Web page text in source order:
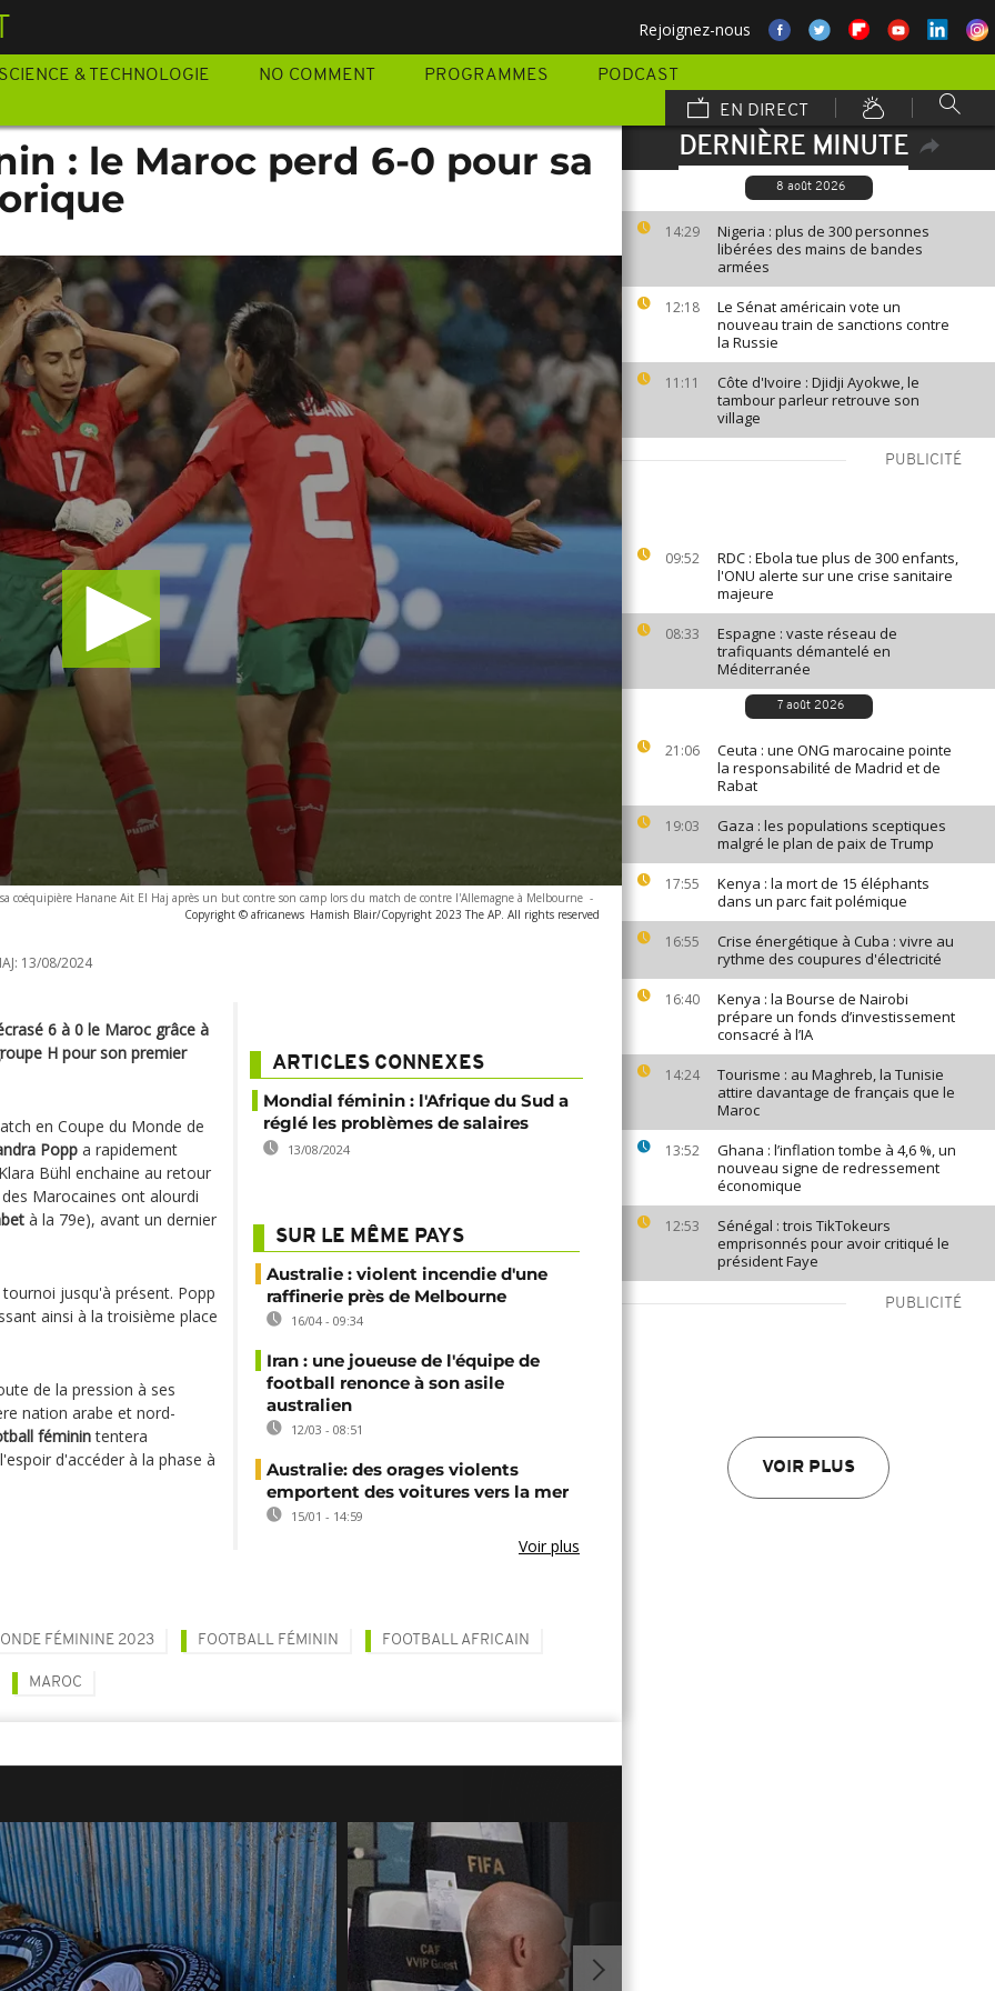
Rejoignez-nous
SCIENCE & TECHNOLOGIE NO COMMENT PROGRAMMES
PODCAST
EN DIRECT
DERNIÈRE MINUTE
8 août 2026
14:29
Nigeria : plus de 300 personnes
libérées des mains de bandes
armées
12:18
Le Sénat américain vote un
nouveau train de sanctions contre
la Russie
11:11
Côte d'Ivoire : Djidji Ayokwe, le
tambour parleur retrouve son
village
PUBLICITÉ
09:52
RDC : Ebola tue plus de 300 enfants,
l'ONU alerte sur une crise sanitaire
majeure
08:33
Espagne : vaste réseau de
trafiquants démantelé en
Méditerranée
7 août 2026
21:06
Ceuta : une ONG marocaine pointe
la responsabilité de Madrid et de
Rabat
19:03
Gaza : les populations sceptiques
malgré le plan de paix de Trump
17:55
Kenya : la mort de 15 éléphants
dans un parc fait polémique
16:55
Crise énergétique à Cuba : vivre au
rythme des coupures d'électricité
16:40
Kenya : la Bourse de Nairobi
prépare un fonds d’investissement
consacré à l’IA
14:24
Tourisme : au Maghreb, la Tunisie
attire davantage de français que le
Maroc
13:52
Ghana : l’inflation tombe à 4,6 %, un
nouveau signe de redressement
économique
12:53
Sénégal : trois TikTokeurs
emprisonnés pour avoir critiqué le
président Faye
PUBLICITÉ
VOIR PLUS
: le Maroc perd 6-0 pour sa
coéquipière Hanane Ait El Haj après un but contre son camp lors du match de contre l'Allemagne à Melbourne -
Copyright © africanews Hamish Blair/Copyright 2023 The AP. All rights reserved
13/08/2024
6 à 0 le Maroc grâce à
H pour son premier
en Coupe du Monde de
Popp a rapidement
Bühl enchaine au retour
Marocaines ont alourdi
à la 79e), avant un dernier
jusqu'à présent. Popp
ainsi à la troisième place
de la pression à ses
nation arabe et nord-
féminintentera
d'accéder à la phase à
ARTICLES CONNEXES
Mondial féminin : l'Afrique du Sud a
réglé les problèmes de salaires
13/08/2024
SUR LE MÊME PAYS
Australie : violent incendie d'une
raffinerie près de Melbourne
16/04 - 09:34
Iran : une joueuse de l'équipe de
football renonce à son asile
australien
12/03 - 08:51
Australie: des orages violents
emportent des voitures vers la mer
15/01 - 14:59
Voir plus
FÉMININE 2023 FOOTBALL FÉMININ FOOTBALL AFRICAIN
MAROC